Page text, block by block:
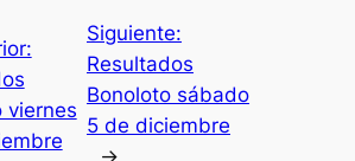
viernes
Siguiente:
Resultados
Bonoloto sábado
5 de diciembre
→